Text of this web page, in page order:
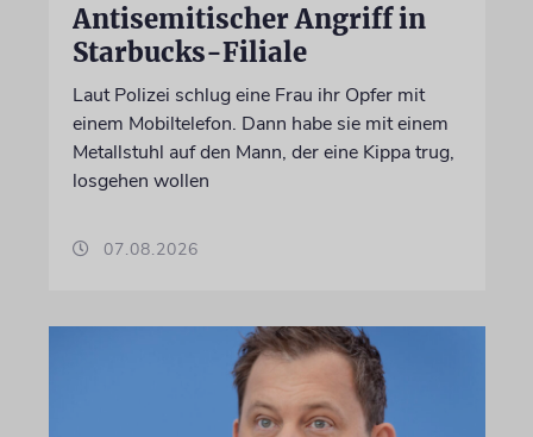
Antisemitischer Angriff in
Starbucks-Filiale
Laut Polizei schlug eine Frau ihr Opfer mit
einem Mobiltelefon. Dann habe sie mit einem
Metallstuhl auf den Mann, der eine Kippa trug,
losgehen wollen
07.08.2026